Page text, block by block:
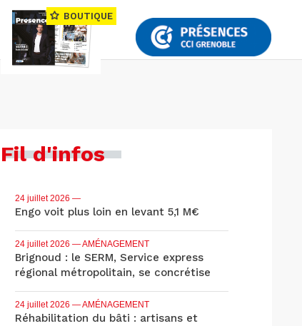
BOUTIQUE
Fil d'infos
24 juillet 2026 —
Engo voit plus loin en levant 5,1 M€
24 juillet 2026 — AMÉNAGEMENT
Brignoud : le SERM, Service express
régional métropolitain, se concrétise
24 juillet 2026 — AMÉNAGEMENT
Réhabilitation du bâti : artisans et